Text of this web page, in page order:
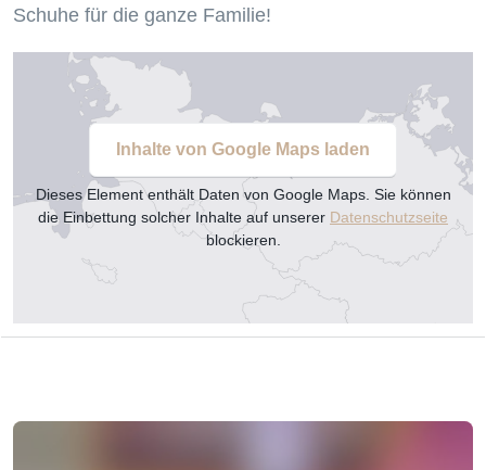
Schuhe für die ganze Familie!
Inhalte von Google Maps laden
Dieses Element enthält Daten von Google Maps. Sie können
die Einbettung solcher Inhalte auf unserer Datenschutzseite
blockieren.